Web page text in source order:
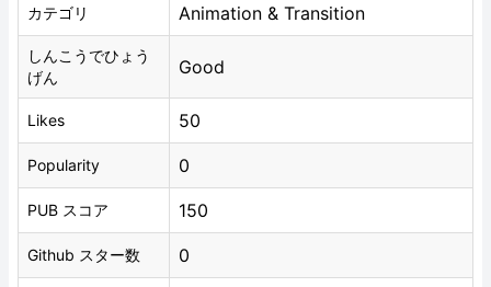
カテゴリ Animation & Transition
しんこうでひょう
げん
Good
Likes 50
Popularity 0
PUB スコア 150
Github スター数 0